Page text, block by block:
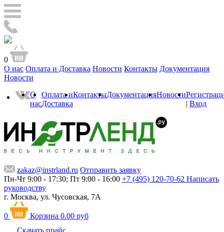
0
О нас Оплата и Доставка Новости Контакты Документация
Новости
О
нас
Оплата и
Доставка
КонтактыДокументацияНовости
| Вход
zakaz@instrland.ru Отправить заявку
Пн-Чт 9:00 - 17:30; Пт 9:00 - 16:00 +7 (495) 120-70-62 Написать
руководству
г. Москва, ул. Чусовская, 7А
0 Корзина 0.00 руб
Скачать прайс